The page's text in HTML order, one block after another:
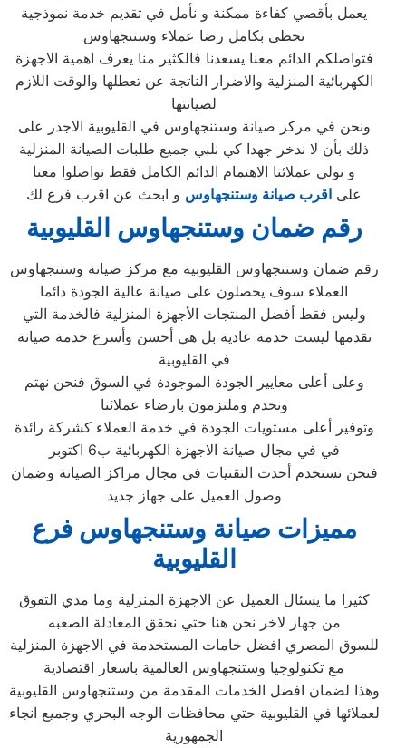
يعمل بأقصي كفاءة ممكنة و نأمل في تقديم خدمة نموذجية
تحظى بكامل رضا عملاء وستنجهاوس
فتواصلكم الدائم معنا يسعدنا فالكثير منا يعرف اهمية الاجهزة
الكهربائية المنزلية والاضرار الناتجة عن تعطلها والوقت اللازم
لصيانتها
ونحن في مركز صيانة وستنجهاوس في القليوبية الاجدر على
ذلك بأن لا ندخر جهدا كي نلبي جميع طلبات الصيانة المنزلية
و نولي عملائنا الاهتمام الدائم الكامل فقط تواصلوا معنا
على اقرب صيانة وستنجهاوس و ابحث عن اقرب فرع لك
رقم ضمان وستنجهاوس القليوبية
رقم ضمان وستنجهاوس القليوبية مع مركز صيانة وستنجهاوس
العملاء سوف يحصلون على صيانة عالية الجودة دائما
وليس فقط أفضل المنتجات الأجهزة المنزلية فالخدمة التي
نقدمها ليست خدمة عادية بل هي أحسن وأسرع خدمة صيانة
في القليوبية
وعلى أعلى معايير الجودة الموجودة في السوق فنحن نهتم
ونخدم وملتزمون بارضاء عملائنا
وتوفير أعلى مستويات الجودة في خدمة العملاء كشركة رائدة
في في مجال صيانة الاجهزة الكهربائية ب6 اكتوبر
فنحن نستخدم أحدث التقنيات في مجال مراكز الصيانة وضمان
وصول العميل على جهاز جديد
مميزات صيانة وستنجهاوس فرع
القليوبية
كثيرا ما يسئال العميل عن الاجهزة المنزلية وما مدي التفوق
من جهاز لاخر نحن هنا حتي نحقق المعادلة الصعبه
للسوق المصري افضل خامات المستخدمة في الاجهزة المنزلية
مع تكنولوجيا وستنجهاوس العالمية باسعار اقتصادية
وهذا لضمان افضل الخدمات المقدمة من وستنجهاوس القليوبية
لعملائها في القليوبية حتي محافظات الوجه البحري وجميع انجاء
الجمهورية